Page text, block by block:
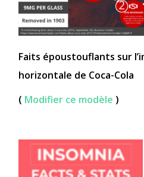
Faits époustouflants sur
horizontale de Coca-Cola
( Modifier ce modèle )